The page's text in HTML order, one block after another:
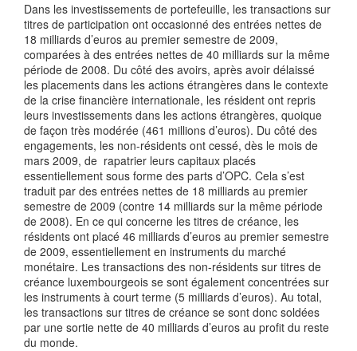
Dans les investissements de portefeuille, les transactions sur
titres de participation ont occasionné des entrées nettes de
18 milliards d’euros au premier semestre de 2009,
comparées à des entrées nettes de 40 milliards sur la même
période de 2008. Du côté des avoirs, après avoir délaissé
les placements dans les actions étrangères dans le contexte
de la crise financière internationale, les résident ont repris
leurs investissements dans les actions étrangères, quoique
de façon très modérée (461 millions d’euros). Du côté des
engagements, les non-résidents ont cessé, dès le mois de
mars 2009, de rapatrier leurs capitaux placés
essentiellement sous forme des parts d’OPC. Cela s’est
traduit par des entrées nettes de 18 milliards au premier
semestre de 2009 (contre 14 milliards sur la même période
de 2008). En ce qui concerne les titres de créance, les
résidents ont placé 46 milliards d’euros au premier semestre
de 2009, essentiellement en instruments du marché
monétaire. Les transactions des non-résidents sur titres de
créance luxembourgeois se sont également concentrées sur
les instruments à court terme (5 milliards d’euros). Au total,
les transactions sur titres de créance se sont donc soldées
par une sortie nette de 40 milliards d’euros au profit du reste
du monde.